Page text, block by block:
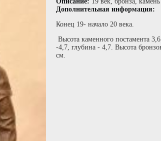
Дополнительная информация:
Конец 19- начало 20 века.
Высота каменного постамента
-4,7, глубина - 4,7. Высота
см.